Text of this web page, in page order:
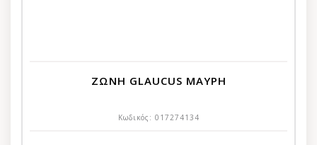
ΖΩΝΗ GLAUCUS ΜΑΥΡΗ
Κωδικός: 017274134